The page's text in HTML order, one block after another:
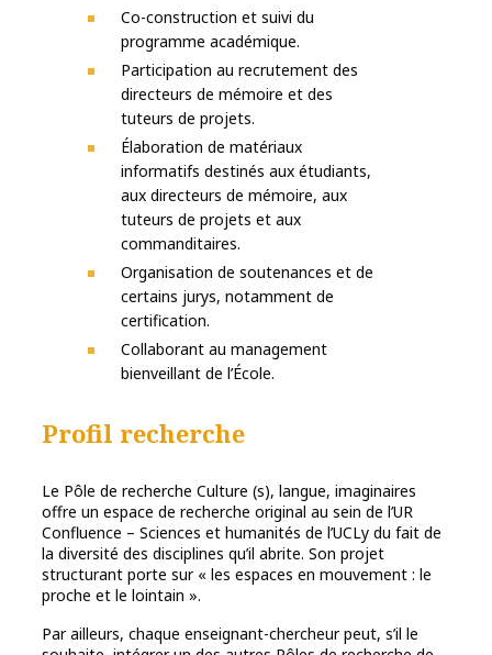
Co-construction et suivi du
programme académique.
Participation au recrutement des
directeurs de mémoire et des
tuteurs de projets.
Élaboration de matériaux
informatifs destinés aux étudiants,
aux directeurs de mémoire, aux
tuteurs de projets et aux
commanditaires.
Organisation de soutenances et de
certains jurys, notamment de
certification.
Collaborant au management
bienveillant de l’École.
Profil recherche
Le Pôle de recherche Culture (s), langue, imaginaires
offre un espace de recherche original au sein de l’UR
Confluence – Sciences et humanités de l’UCLy du fait de
la diversité des disciplines qu’il abrite. Son projet
structurant porte sur « les espaces en mouvement : le
proche et le lointain ».
Par ailleurs, chaque enseignant-chercheur peut, s’il le